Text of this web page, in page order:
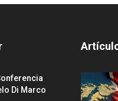
Di Marco